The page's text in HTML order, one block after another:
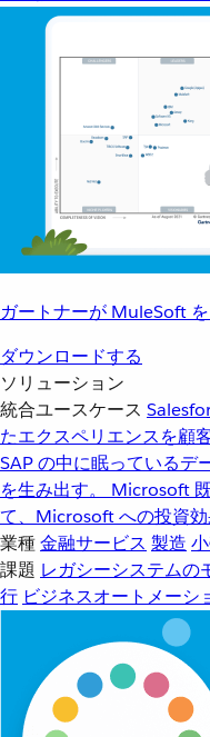
ガートナーが MuleSoft
ダウンロードする
ソリューション
統合ユースケース
たエクスペリエンスを顧
SAP の中に眠っているデ
を生み出す。
Microsoft
て、Microsoft への投資効
業種金融サービス 製造
課題 レガシーシステムの
行 ビジネスオートメーシ